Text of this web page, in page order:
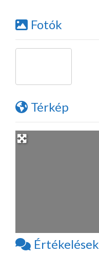
Fotók
Térkép
Értékelések